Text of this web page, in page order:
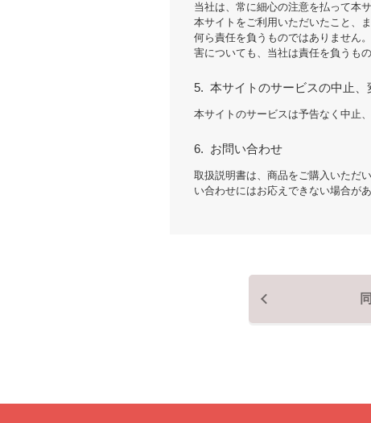
当社は、常に細心の注意を払って本
本サイトをご利用いただいたこと、
何ら責任を負うものではありません
害についても、当社は責任を負うも
5. 本サイトのサービスの中止、
本サイトのサービスは予告なく中止
6. お問い合わせ
取扱説明書は、商品をご購入いただ
い合わせにはお応えできない場合が